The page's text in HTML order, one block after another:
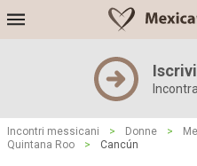
Incontri messicani > Donne >
Quintana Roo
> Cancún